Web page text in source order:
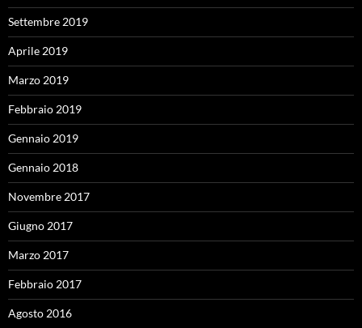
Settembre 2019
Aprile 2019
Marzo 2019
Febbraio 2019
Gennaio 2019
Gennaio 2018
Novembre 2017
Giugno 2017
Marzo 2017
Febbraio 2017
Agosto 2016